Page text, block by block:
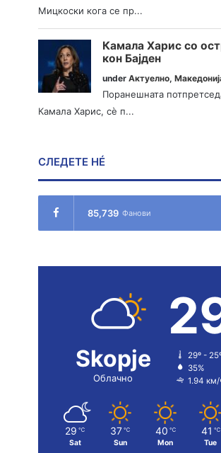
Мицкоски кога се пр...
Камала Харис со
кон Бајден
underАктуелно,
Поранешната
Камала Харис, сè п...
СЛЕДЕТЕ НÉ
85,739 Фанови
Skopje
Облачно
29º -
35%
1.94 км/
29 ℃
Sat
37 ℃
Sun
40 ℃
Mon
41 ℃
Tue